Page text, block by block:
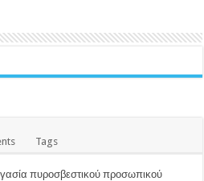
Tags
πυροσβεστικού προσωπικού